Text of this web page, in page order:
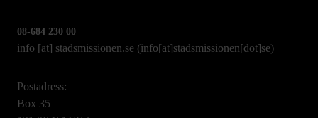
08-684 230 00
info [at] stadsmissionen.se (info[at]stadsmissionen[dot]se)
Postadress:
Box 35